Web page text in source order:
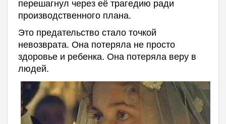
перешагнул через её трагедию ради
производственного плана.
Это предательство стало точкой
невозврата. Она потеряла не просто
здоровье и ребенка. Она потеряла веру в
людей.